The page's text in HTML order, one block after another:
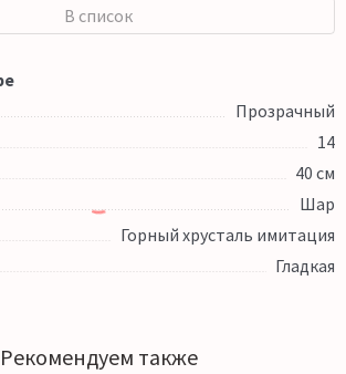
В список
Прозрачный
14
40 см
Шар
Горный хрусталь имитация
Гладкая
Рекомендуем также